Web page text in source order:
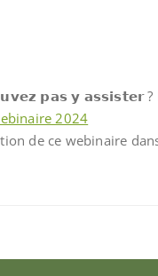
𝗽𝗮𝘀 𝘆 𝗮𝘀𝘀𝗶𝘀𝘁𝗲𝗿 ?
2024
de ce webinaire